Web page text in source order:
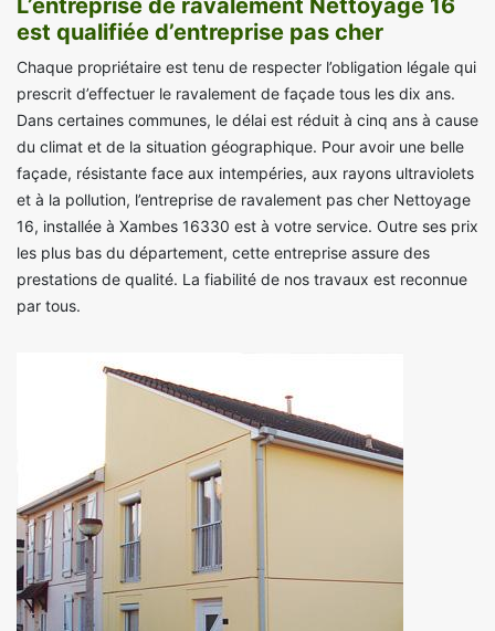
L’entreprise de ravalement Nettoyage 16
est qualifiée d’entreprise pas cher
Chaque propriétaire est tenu de respecter l’obligation légale qui
prescrit d’effectuer le ravalement de façade tous les dix ans.
Dans certaines communes, le délai est réduit à cinq ans à cause
du climat et de la situation géographique. Pour avoir une belle
façade, résistante face aux intempéries, aux rayons ultraviolets
et à la pollution, l’entreprise de ravalement pas cher Nettoyage
16, installée à Xambes 16330 est à votre service. Outre ses prix
les plus bas du département, cette entreprise assure des
prestations de qualité. La fiabilité de nos travaux est reconnue
par tous.